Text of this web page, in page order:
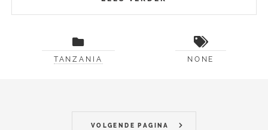
TANZANIA NONE
VOLGENDE PAGINA